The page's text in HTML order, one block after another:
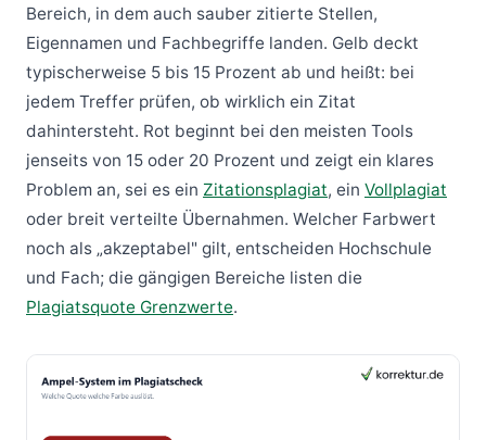
Bereich, in dem auch sauber zitierte Stellen,
Eigennamen und Fachbegriffe landen. Gelb deckt
typischerweise 5 bis 15 Prozent ab und heißt: bei
jedem Treffer prüfen, ob wirklich ein Zitat
dahintersteht. Rot beginnt bei den meisten Tools
jenseits von 15 oder 20 Prozent und zeigt ein klares
Problem an, sei es ein Zitationsplagiat, ein Vollplagiat
oder breit verteilte Übernahmen. Welcher Farbwert
noch als „akzeptabel" gilt, entscheiden Hochschule
und Fach; die gängigen Bereiche listen die
Plagiatsquote Grenzwerte.